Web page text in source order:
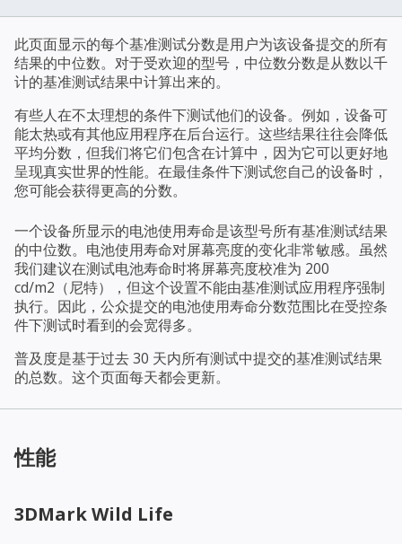
此页面显示的每个基准测试分数是用户为该设备提交的所有
结果的中位数。对于受欢迎的型号，中位数分数是从数以千
计的基准测试结果中计算出来的。
有些人在不太理想的条件下测试他们的设备。例如，设备可
能太热或有其他应用程序在后台运行。这些结果往往会降低
平均分数，但我们将它们包含在计算中，因为它可以更好地
呈现真实世界的性能。在最佳条件下测试您自己的设备时，
您可能会获得更高的分数。
一个设备所显示的电池使用寿命是该型号所有基准测试结果
的中位数。电池使用寿命对屏幕亮度的变化非常敏感。虽然
我们建议在测试电池寿命时将屏幕亮度校准为 200
cd/m2（尼特），但这个设置不能由基准测试应用程序强制
执行。因此，公众提交的电池使用寿命分数范围比在受控条
件下测试时看到的会宽得多。
普及度是基于过去 30 天内所有测试中提交的基准测试结果
的总数。这个页面每天都会更新。
性能
3DMark Wild Life